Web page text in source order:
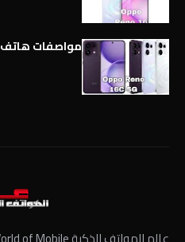
مواصفات هاتف Oppo Reno 16c 5G كاملة